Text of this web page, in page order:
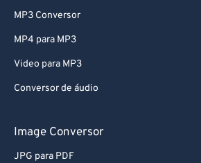
MP3 Conversor
MP4 para MP3
Video para MP3
Conversor de áudio
Image Conversor
JPG para PDF